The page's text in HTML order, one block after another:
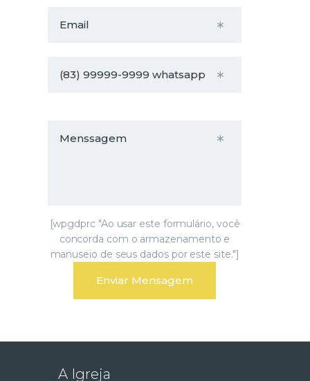
[wpgdprc "Ao usar este formulário, você
concorda com o armazenamento e
manuseio de seus dados por este site."]
A Igreja